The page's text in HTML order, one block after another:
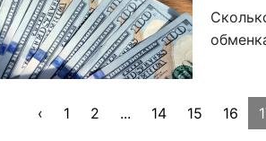
‹ 1 2 ... 14 15 16